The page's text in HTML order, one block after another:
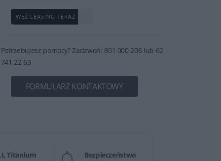
WEŹ LEASING TERAZ
Potrzebujesz pomocy? Zadzwoń: 801 000 206 lub 62
741 22 63
FORMULARZ KONTAKTOWY
Titanium Bezpieczeństwo